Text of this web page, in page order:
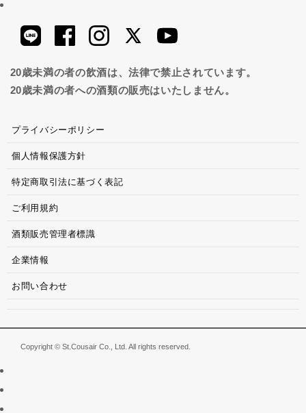
20歳未満の者の飲酒は、法律で禁止されています。
20歳未満の者への酒類の販売はいたしません。
プライバシーポリシー
個人情報保護方針
特定商取引法に基づく表記
ご利用規約
酒類販売管理者標識
企業情報
お問い合わせ
Copyright © St.Cousair Co., Ltd. All rights reserved.